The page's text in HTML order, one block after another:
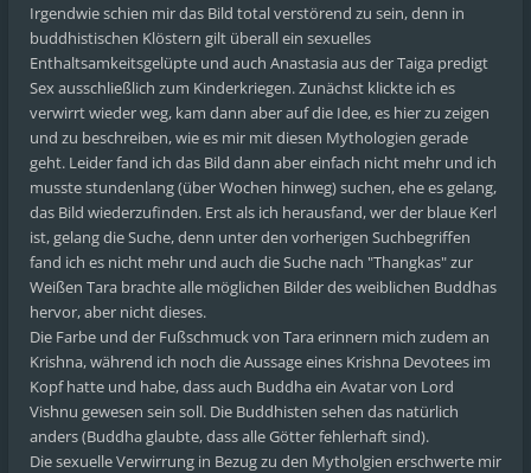
Irgendwie schien mir das Bild total verstörend zu sein, denn in
buddhistischen Klöstern gilt überall ein sexuelles
Enthaltsamkeitsgelüpte und auch Anastasia aus der Taiga predigt
Sex ausschließlich zum Kinderkriegen. Zunächst klickte ich es
verwirrt wieder weg, kam dann aber auf die Idee, es hier zu zeigen
und zu beschreiben, wie es mir mit diesen Mythologien gerade
geht. Leider fand ich das Bild dann aber einfach nicht mehr und ich
musste stundenlang (über Wochen hinweg) suchen, ehe es gelang,
das Bild wiederzufinden. Erst als ich herausfand, wer der blaue Kerl
ist, gelang die Suche, denn unter den vorherigen Suchbegriffen
fand ich es nicht mehr und auch die Suche nach "Thangkas" zur
Weißen Tara brachte alle möglichen Bilder des weiblichen Buddhas
hervor, aber nicht dieses.
Die Farbe und der Fußschmuck von Tara erinnern mich zudem an
Krishna, während ich noch die Aussage eines Krishna Devotees im
Kopf hatte und habe, dass auch Buddha ein Avatar von Lord
Vishnu gewesen sein soll. Die Buddhisten sehen das natürlich
anders (Buddha glaubte, dass alle Götter fehlerhaft sind).
Die sexuelle Verwirrung in Bezug zu den Mytholgien erschwerte mir